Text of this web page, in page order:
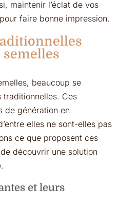
maintenir l’éclat de vos
faire bonne impression.
beaucoup se
traditionnelles. Ces
de génération en
elles ne sont-elles pas
ce que proposent ces
découvrir une solution
et leurs